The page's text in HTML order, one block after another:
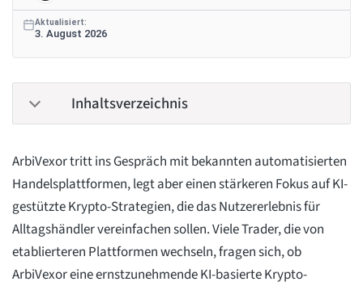
Aktualisiert:
3. August 2026
Inhaltsverzeichnis
ArbiVexor tritt ins Gespräch mit bekannten automatisierten
Handelsplattformen, legt aber einen stärkeren Fokus auf KI-
gestützte Krypto-Strategien, die das Nutzererlebnis für
Alltagshändler vereinfachen sollen. Viele Trader, die von
etablierteren Plattformen wechseln, fragen sich, ob
ArbiVexor eine ernstzunehmende KI-basierte Krypto-